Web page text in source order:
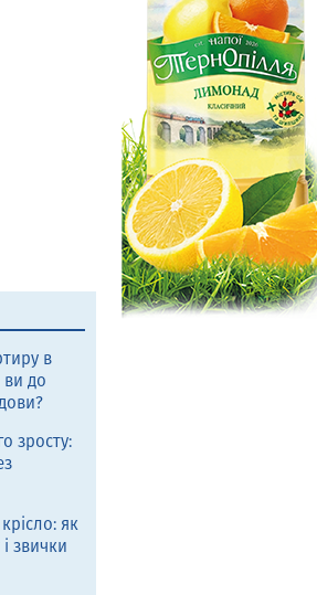
в
ви до
зросту:
як
звички